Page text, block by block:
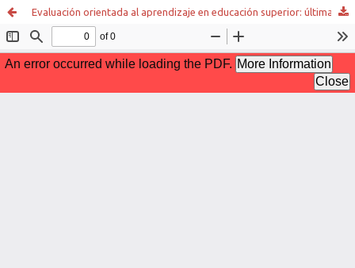
Evaluación orientada al aprendizaje en educación superior: últimas tendencias